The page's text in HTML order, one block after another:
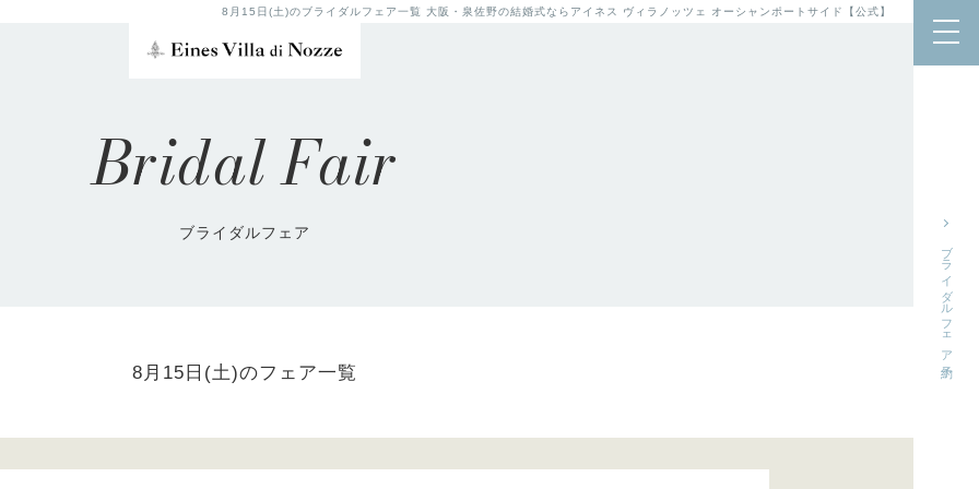
8月15日(土)のブライダルフェア一覧 大阪・泉佐野の結婚式ならアイネス ヴィラノッツェ オーシャンポートサイド【公式】
ブライダルフェア予約
Bridal Fair
ブライダルフェア
8月15日(土)のフェア一覧